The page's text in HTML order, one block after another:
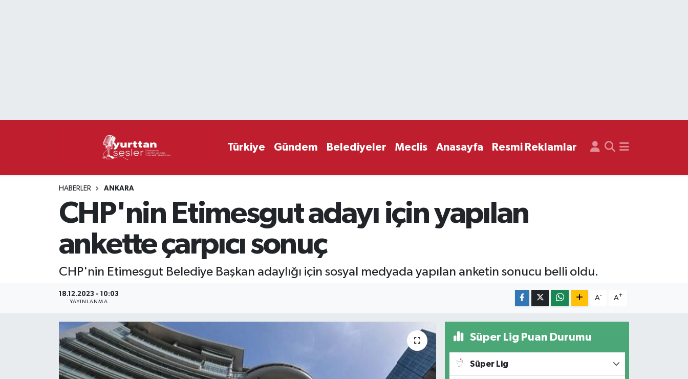
Türkiye Gündem Belediyeler Meclis Anasayfa Resmi Reklamlar
HABERLER ANKARA
CHP'nin Etimesgut adayı için yapılan
ankette çarpıcı sonuç
CHP'nin Etimesgut Belediye Başkan adaylığı için sosyal medyada yapılan anketin sonucu belli oldu.
18.12.2023 - 10:03
YAYINLANMA
A- A+
Süper Lig Puan Durumu
Süper Lig
Süper Lig Puan Durumu ve Fikstür
Haber Arşivi